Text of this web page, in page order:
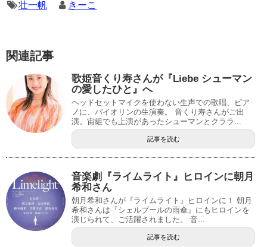
壮一帆 きーこ
関連記事
歌姫音くり寿さんが『Liebe シューマン
の愛したひと』へ
ヘッドセットマイクを使わない生声での歌唱、ピア
ノに、バイオリンの生演奏。 音くり寿さんがご出
演。宙組でも上演があったシューマンとクララ...
記事を読む
音楽劇『ライムライト』ヒロインに朝月
希和さん
朝月希和さんが『ライムライト』ヒロインに！ 朝月
希和さんは『シェルブールの雨傘』にもヒロインを
演じられて、ご活躍されました。 音...
記事を読む